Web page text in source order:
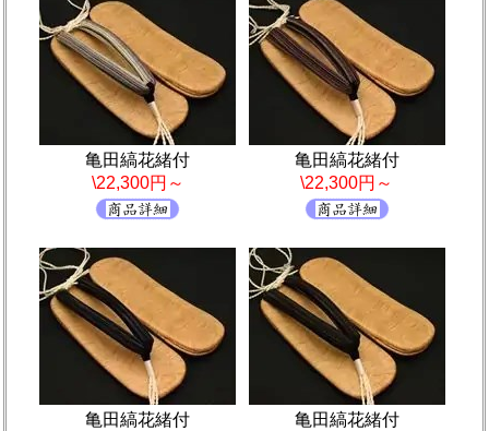
亀田縞花緒付
\22,300円～
亀田縞花緒付
\22,300円～
亀田縞花緒付
亀田縞花緒付